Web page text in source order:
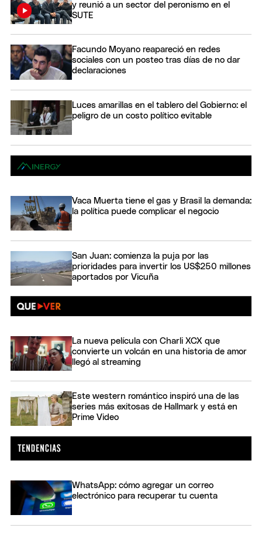
y reunió a un sector del peronismo en el
SUTE
Facundo Moyano reapareció en redes
sociales con un posteo tras días de no dar
declaraciones
Luces amarillas en el tablero del Gobierno: el
peligro de un costo político evitable
Vaca Muerta tiene el gas y Brasil la demanda:
la política puede complicar el negocio
San Juan: comienza la puja por las
prioridades para invertir los US$250 millones
aportados por Vicuña
La nueva película con Charli XCX que
convierte un volcán en una historia de amor
llegó al streaming
Este western romántico inspiró una de las
series más exitosas de Hallmark y está en
Prime Video
WhatsApp: cómo agregar un correo
electrónico para recuperar tu cuenta